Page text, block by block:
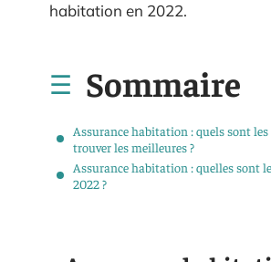
habitation en 2022.
Sommaire
Assurance habitation : quels sont
trouver les meilleures ?
Assurance habitation : quelles sont
2022 ?